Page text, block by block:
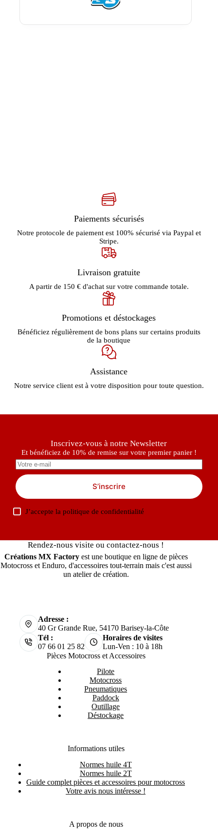
Paiements sécurisés
Notre protocole de paiement est 100% sécurisé via Paypal et
Stripe.
Livraison gratuite
A partir de 150 € d'achat sur votre commande totale.
Promotions et déstockages
Bénéficiez régulièrement de bons plans sur certains produits
de la boutique
Assistance
Notre service client est à votre disposition pour toute question.
Inscrivez-vous à notre Newsletter
Et bénéficiez de 10% de remise sur votre premier panier !
S’inscrire
J’accepte lapolitique de confidentialité
Rendez-nous visite ou contactez-nous !
Créations MX Factoryest une boutique en ligne de pièces
Motocross et Enduro, d'accessoires tout-terrain mais c'est aussi
un atelier de création.
Adresse :
40 Gr Grande Rue, 54170 Barisey-la-Côte
Tél :
07 66 01 25 82
Horaires de visites
Lun-Ven : 10 à 18h
Pièces Motocross et Accessoires
Pilote
Motocross
Pneumatiques
Paddock
Outillage
Déstockage
Informations utiles
Normes huile 4T
Normes huile 2T
Guide complet pièces et accessoires pour motocross
Votre avis nous intéresse !
A propos de nous